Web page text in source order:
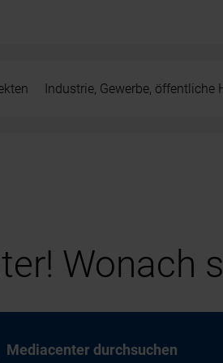
Industrie, Gewerbe, öffentliche
Wonach
Mediacenter durchsuchen